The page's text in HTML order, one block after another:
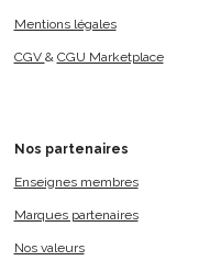
Mentions légales
CGV & CGU Marketplace
Nos partenaires
Enseignes membres
Marques partenaires
Nos valeurs